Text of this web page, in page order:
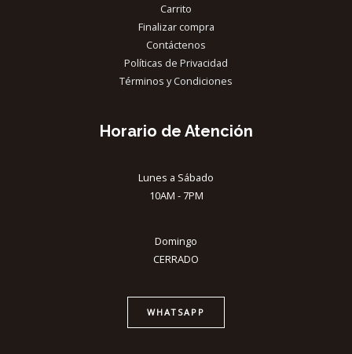
Carrito
Finalizar compra
Contáctenos
Políticas de Privacidad
Términos y Condiciones
Horario de Atención
Lunes a Sábado
10AM - 7PM
Domingo
CERRADO
WHATSAPP